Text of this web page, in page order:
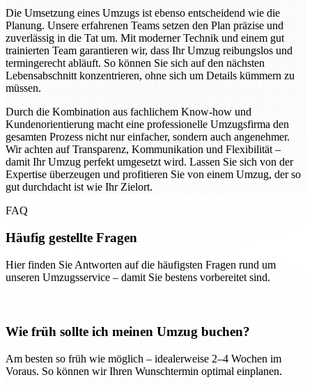
Die Umsetzung eines Umzugs ist ebenso entscheidend wie die
Planung. Unsere erfahrenen Teams setzen den Plan präzise und
zuverlässig in die Tat um. Mit moderner Technik und einem gut
trainierten Team garantieren wir, dass Ihr Umzug reibungslos und
termingerecht abläuft. So können Sie sich auf den nächsten
Lebensabschnitt konzentrieren, ohne sich um Details kümmern zu
müssen.
Durch die Kombination aus fachlichem Know-how und
Kundenorientierung macht eine professionelle Umzugsfirma den
gesamten Prozess nicht nur einfacher, sondern auch angenehmer.
Wir achten auf Transparenz, Kommunikation und Flexibilität –
damit Ihr Umzug perfekt umgesetzt wird. Lassen Sie sich von der
Expertise überzeugen und profitieren Sie von einem Umzug, der so
gut durchdacht ist wie Ihr Zielort.
FAQ
Häufig gestellte Fragen
Hier finden Sie Antworten auf die häufigsten Fragen rund um
unseren Umzugsservice – damit Sie bestens vorbereitet sind.
Wie früh sollte ich meinen Umzug buchen?
Am besten so früh wie möglich – idealerweise 2–4 Wochen im
Voraus. So können wir Ihren Wunschtermin optimal einplanen.